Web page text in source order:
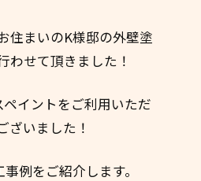
住まいのK様邸の外壁塗
わせて頂きました！
イントをご利用いただ
ざいました！
例をご紹介します。